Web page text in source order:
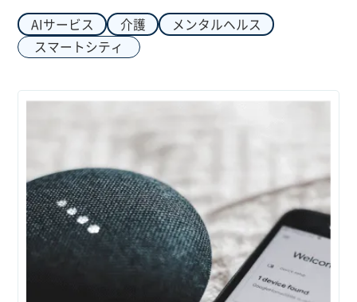
AIサービス 介護
メンタルヘルス
スマートシティ